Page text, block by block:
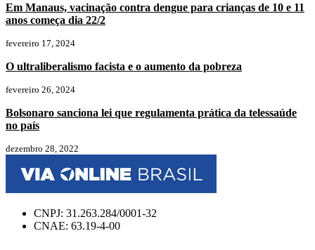
Em Manaus, vacinação contra dengue para crianças de 10 e 11
anos começa dia 22/2
fevereiro 17, 2024
O ultraliberalismo facista e o aumento da pobreza
fevereiro 26, 2024
Bolsonaro sanciona lei que regulamenta prática da telessaúde
no país
dezembro 28, 2022
CNPJ: 31.263.284/0001-32
CNAE: 63.19-4-00